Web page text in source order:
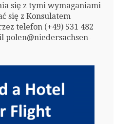
się z tymi wymaganiami
się z Konsulatem
telefon (+49) 531 482
polen@niedersachsen-